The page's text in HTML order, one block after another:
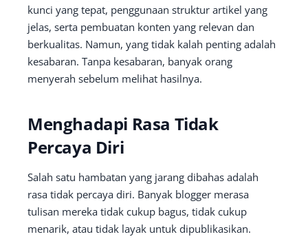
kunci yang tepat, penggunaan struktur artikel yang
jelas, serta pembuatan konten yang relevan dan
berkualitas. Namun, yang tidak kalah penting adalah
kesabaran. Tanpa kesabaran, banyak orang
menyerah sebelum melihat hasilnya.
Menghadapi Rasa Tidak
Percaya Diri
Salah satu hambatan yang jarang dibahas adalah
rasa tidak percaya diri. Banyak blogger merasa
tulisan mereka tidak cukup bagus, tidak cukup
menarik, atau tidak layak untuk dipublikasikan.